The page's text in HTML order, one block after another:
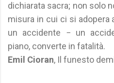
dichiarata sacra; non solo
misura in cui ci si adopera
un accidente − un
piano, converte in fatalità.
Emil Cioran, Il funesto